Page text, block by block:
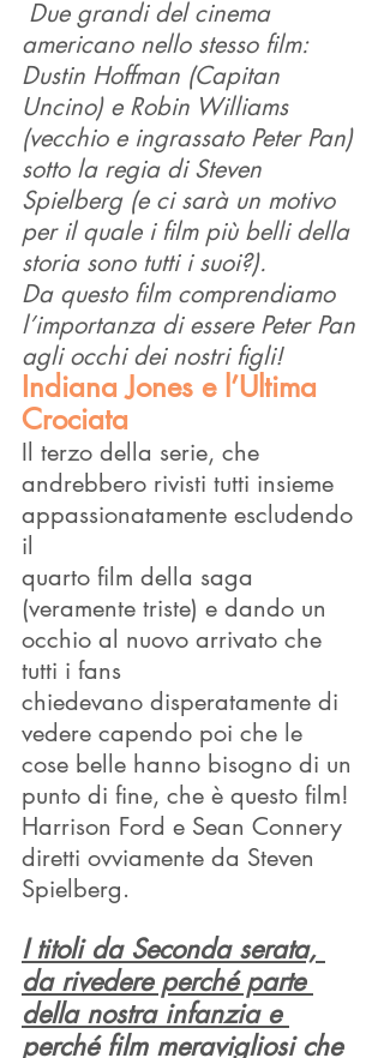
americano nello stesso film:
Dustin Hoffman (Capitan
Uncino) e Robin Williams
(vecchio e ingrassato Peter Pan)
sotto la regia di Steven
Spielberg (e ci sarà un motivo
per il quale i film più belli della
storia sono tutti i suoi?).
Da questo film comprendiamo
l’importanza di essere Peter Pan
agli occhi dei nostri figli!
Indiana Jones e l’Ultima
Crociata
Il terzo della serie, che
andrebbero rivisti tutti insieme
appassionatamente escludendo
il
quarto film della saga
(veramente triste) e dando un
occhio al nuovo arrivato che
tutti i fans
chiedevano disperatamente di
vedere capendo poi che le
cose belle hanno bisogno di un
punto di fine, che è questo film!
Harrison Ford e Sean Connery
diretti ovviamente da Steven
Spielberg.
I titoli da Seconda serata,
da rivedere perché parte
della nostra infanzia e
perché film meravigliosi che